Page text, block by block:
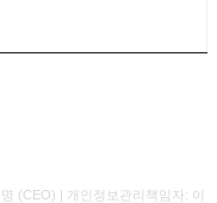
(CEO) | 개인정보관리책임자: 이